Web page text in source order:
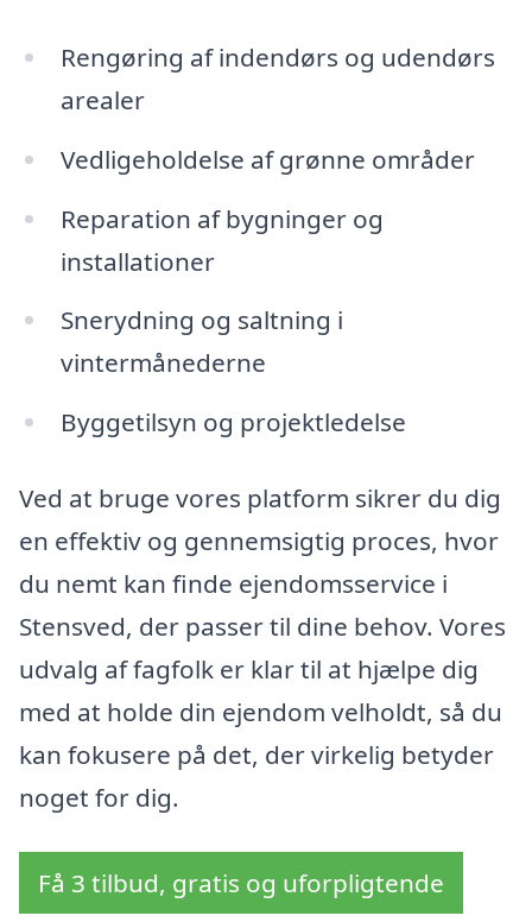
Rengøring af indendørs og udendørs
arealer
Vedligeholdelse af grønne områder
Reparation af bygninger og
installationer
Snerydning og saltning i
vintermånederne
Byggetilsyn og projektledelse
Ved at bruge vores platform sikrer du dig
en effektiv og gennemsigtig proces, hvor
du nemt kan finde ejendomsservice i
Stensved, der passer til dine behov. Vores
udvalg af fagfolk er klar til at hjælpe dig
med at holde din ejendom velholdt, så du
kan fokusere på det, der virkelig betyder
noget for dig.
Få 3 tilbud, gratis og uforpligtende